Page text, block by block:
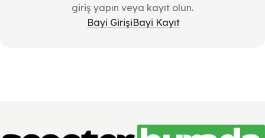
giriş yapın veya kayıt olun.
Bayi GirişiBayi Kayıt